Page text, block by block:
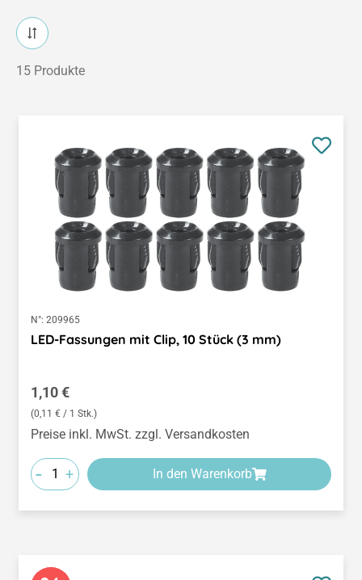
15 Produkte
N°: 209965
LED-Fassungen mit Clip, 10 Stück (3 mm)
Regulärer Preis:
1,10 €
(0,11 € / 1 Stk.)
Preise inkl. MwSt. zzgl. Versandkosten
- + In den Warenkorb